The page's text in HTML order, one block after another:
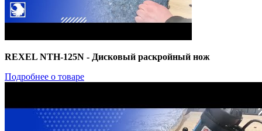
REXEL NTH-125N - Дисковый раскройный нож
Подробнее о товаре